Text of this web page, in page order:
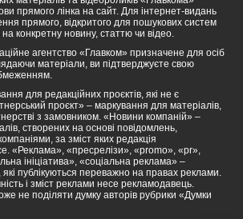
прямого лінка на сайт. Для інтернет-видань
прямого, відкритого для пошукових систем
конкретну новину, статтю чи відео.
агентство «Главком» призначене для осіб
матеріали, ви підтверджуєте свою
для редакційних проєктів, які не є
проєкт» – маркування для матеріалів,
з замовником. «Новини компаній» –
створених на основі повідомлень,
за зміст яких редакція
«Реклама», «пресрелізи», «promo», «pr»,
ініціатива», «соціальна реклама» –
які публікуються переважно на правах реклами.
і зміст реклами несе рекламодавець.
не поділяти думку авторів рубрики «Думки